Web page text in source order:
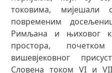
токовима,
повременим
Римљана и њиховог
простора,
вишевјековног
Словена током VI и